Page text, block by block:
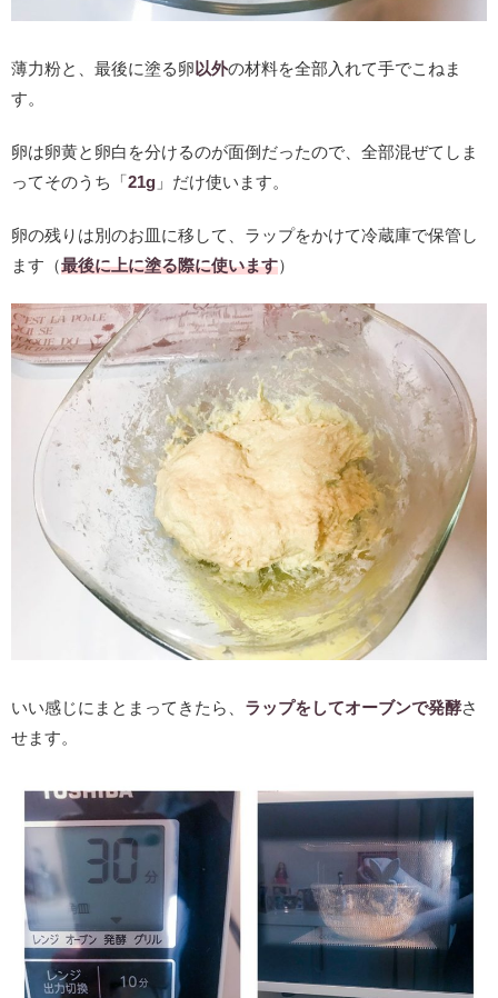
薄力粉と、最後に塗る卵 以外の材料を全部入れて手でこねま
す。
卵は卵黄と卵白を分けるのが面倒だったので、全部混ぜてしま
ってそのうち「21g 」だけ使います。
卵の残りは別のお皿に移して、ラップをかけて冷蔵庫で保管し
ます（最後に上に塗る際に使います）
いい感じにまとまってきたら、 ラップをしてオーブンで発酵さ
せます。